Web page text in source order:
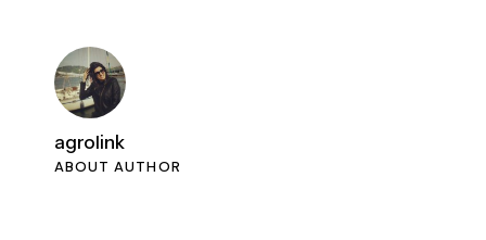
agrolink
ABOUT AUTHOR